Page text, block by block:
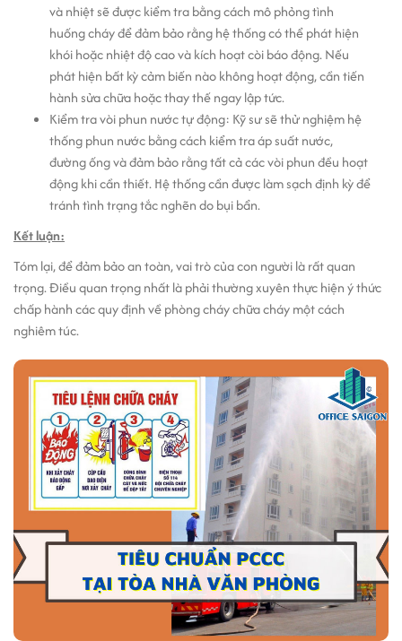
và nhiệt sẽ được kiểm tra bằng cách mô phỏng tình
huống cháy để đảm bảo rằng hệ thống có thể phát hiện
khói hoặc nhiệt độ cao và kích hoạt còi báo động. Nếu
phát hiện bất kỳ cảm biến nào không hoạt động, cần tiến
hành sửa chữa hoặc thay thế ngay lập tức.
Kiểm tra vòi phun nước tự động: Kỹ sư sẽ thử nghiệm hệ
thống phun nước bằng cách kiểm tra áp suất nước,
đường ống và đảm bảo rằng tất cả các vòi phun đều hoạt
động khi cần thiết. Hệ thống cần được làm sạch định kỳ để
tránh tình trạng tắc nghẽn do bụi bẩn.
Kết luận:
Tóm lại, để đảm bảo an toàn, vai trò của con người là rất quan
trọng. Điều quan trọng nhất là phải thường xuyên thực hiện ý thức
chấp hành các quy định về phòng cháy chữa cháy một cách
nghiêm túc.